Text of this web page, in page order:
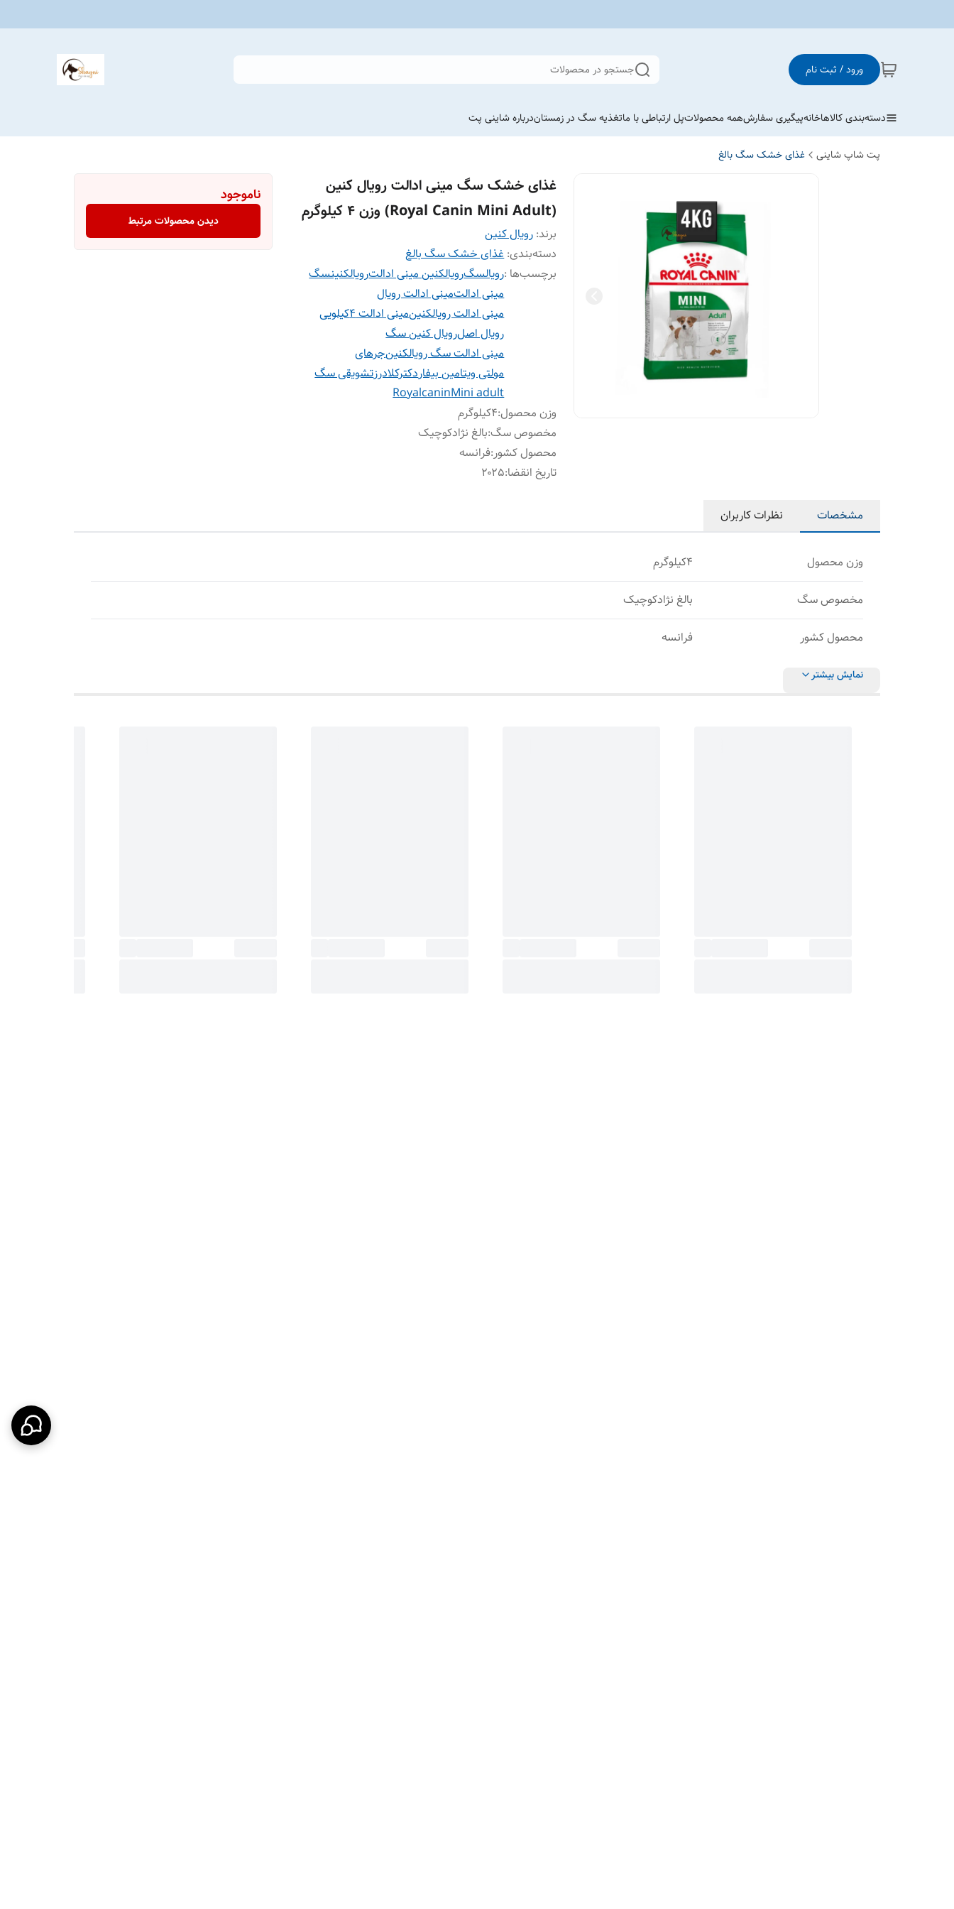
ورود / ثبت نام جستجو در محصولات
دسته‌بندی کالاهاخانهپیگیری سفارشهمه محصولاتپل ارتباطی با ماتغذیه سگ در زمستاندرباره شاینی پت
پت شاپ شاینی غذای خشک سگ بالغ
غذای خشک سگ مینی ادالت رویال کنین
(Royal Canin Mini Adult) وزن 4 کیلوگرم
برند: رویال کنین
دسته‌بندی:غذای خشک سگ بالغ
برچسب‌ها :رویالسگرویالکنین مینی ادالترویالکنینسگ
مینی ادالتمینی ادالت رویال
مینی ادالت رویالکنینمینی ادالت ۴کیلویی
رویال اصلرویال کنین سگ
مینی ادالت سگ رویالکنینجرهای
مولتی ویتامین بیفاردکترکلادرزتشویقی سگ
Mini adult
Royalcanin
وزن محصول:۴کیلوگرم
مخصوص سگ:بالغ نژادکوچیک
محصول کشور:فرانسه
تاریخ انقضا:۲۰۲۵
ناموجود
دیدن محصولات مرتبط
مشخصات نظرات کاربران
وزن محصول ۴کیلوگرم
مخصوص سگ بالغ نژادکوچیک
محصول کشور فرانسه
نمایش بیشتر